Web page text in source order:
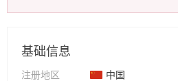
基础信息
注册地区
中国